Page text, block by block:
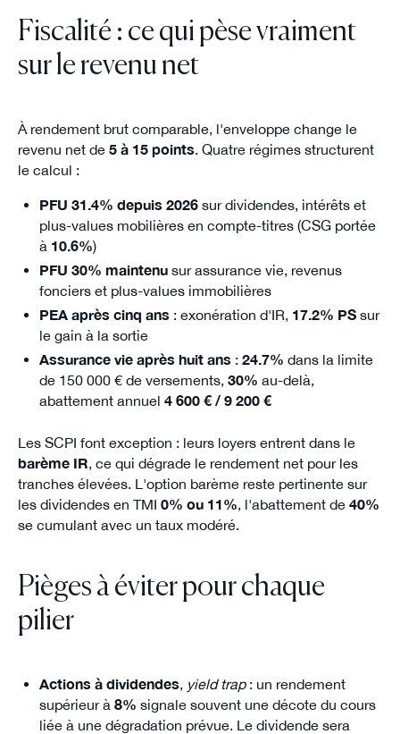
Fiscalité : ce qui pèse vraiment
sur le revenu net
À rendement brut comparable, l'enveloppe change le
revenu net de 5 à 15 points. Quatre régimes structurent
le calcul :
PFU 31.4% depuis 2026sur dividendes, intérêts et
plus-values mobilières en compte-titres (CSG portée
à 10.6%)
PFU 30% maintenusur assurance vie, revenus
fonciers et plus-values immobilières
PEA après cinq ans : exonération d'IR, 17.2% PSsur
le gain à la sortie
Assurance vie après huit ans : 24.7% dans la limite
de 150 000 € de versements, 30% au-delà,
abattement annuel 4 600 € / 9 200 €
Les SCPI font exception : leurs loyers entrent dans le
barème IR , ce qui dégrade le rendement net pour les
tranches élevées. L'option barème reste pertinente sur
les dividendes en TMI 0% ou 11% , l'abattement de 40%
se cumulant avec un taux modéré.
Pièges à éviter pour chaque
pilier
Actions à dividendes, yield trap: un rendement
supérieur à 8% signale souvent une décote du cours
liée à une dégradation prévue. Le dividende sera